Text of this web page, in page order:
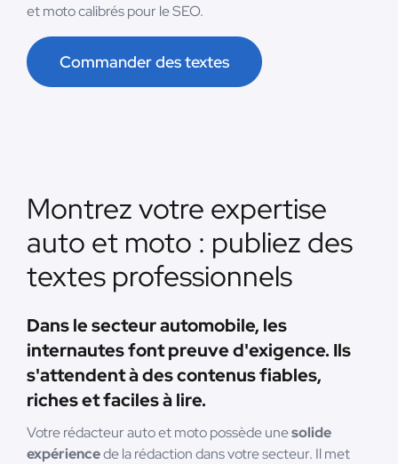
et moto calibrés pour le SEO.
Commander des textes
Montrez votre expertise
auto et moto : publiez des
textes professionnels
Dans le secteur automobile, les
internautes font preuve d'exigence. Ils
s'attendent à des contenus fiables,
riches et faciles à lire.
Votre rédacteur auto et moto possède unesolide
expériencede la rédaction dans votre secteur. Il met